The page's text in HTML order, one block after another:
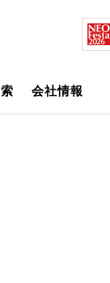
会社情報